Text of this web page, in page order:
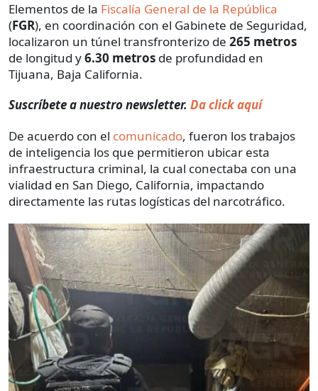
Elementos de la Fiscalía General de la República
(FGR), en coordinación con el Gabinete de Seguridad,
localizaron un túnel transfronterizo de 265 metros
de longitud y6.30 metros de profundidad en
Tijuana, Baja California.
Suscríbete a nuestro newsletter. Da click aquí
De acuerdo con el comunicado, fueron los trabajos
de inteligencia los que permitieron ubicar esta
infraestructura criminal, la cual conectaba con una
vialidad en San Diego, California, impactando
directamente las rutas logísticas del narcotráfico.